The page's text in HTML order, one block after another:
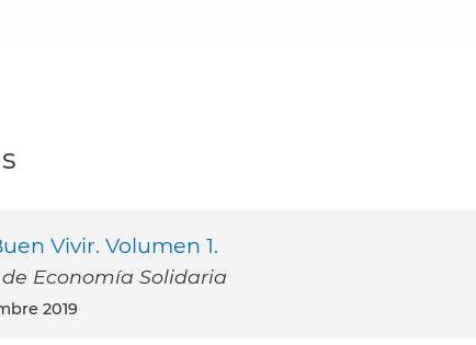
Vivir. Volumen 1.
Economía Solidaria
2019